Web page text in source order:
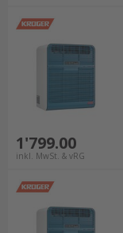
1'799.00
inkl. MwSt. & vRG